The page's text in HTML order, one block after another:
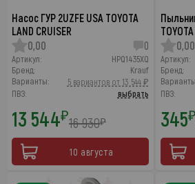
Насос ГУР 2UZFE USA TOYOTA
LAND CRUISER
0,00
0
Артикул:
HPQ1435XQ
Бренд:
Krauf
Варианты:
5 вариантов от 13 544 ₽
ПВЗ:
выбрать
13 544₽16 930₽
10 августа
0,00
Артикул:
Бренд:
ПВЗ:
345₽